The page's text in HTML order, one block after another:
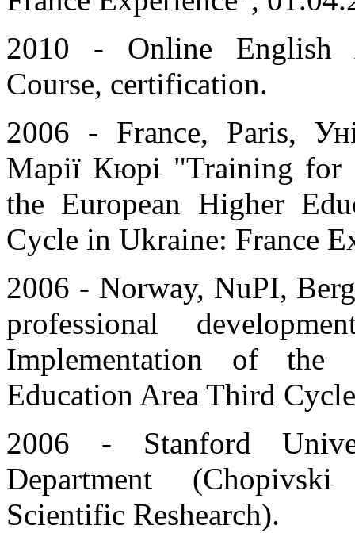
2010 - Online English
Course, certification.
2006 - France, Paris,
Марії Кюрі "Training for
the European Higher
Cycle in Ukraine: France
2006 - Norwаy, NuPI,
professional
Implementation of the
Education Area Third
2006 - Stanford
Department
Scientific Reshearch).